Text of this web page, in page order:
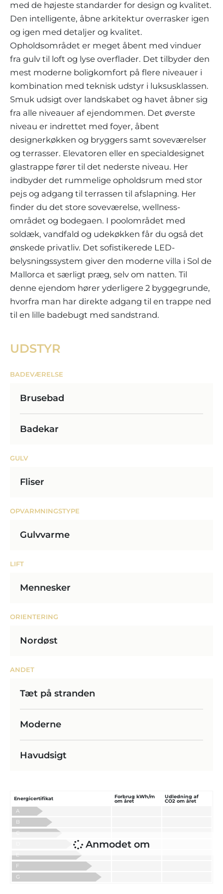
med de højeste standarder for design og kvalitet.
Den intelligente, åbne arkitektur overrasker igen
og igen med detaljer og kvalitet.
Opholdsområdet er meget åbent med vinduer
fra gulv til loft og lyse overflader. Det tilbyder den
mest moderne boligkomfort på flere niveauer i
kombination med teknisk udstyr i luksusklassen.
Smuk udsigt over landskabet og havet åbner sig
fra alle niveauer af ejendommen. Det øverste
niveau er indrettet med foyer, åbent
designerkøkken og bryggers samt soveværelser
og terrasser. Elevatoren eller en specialdesignet
glastrappe fører til det nederste niveau. Her
indbyder det rummelige opholdsrum med stor
pejs og adgang til terrassen til afslapning. Her
finder du det store soveværelse, wellness-
området og bodegaen. I poolområdet med
soldæk, vandfald og udekøkken får du også det
ønskede privatliv. Det sofistikerede LED-
belysningssystem giver den moderne villa i Sol de
Mallorca et særligt præg, selv om natten. Til
denne ejendom hører yderligere 2 byggegrunde,
hvorfra man har direkte adgang til en trappe ned
til en lille badebugt med sandstrand.
UDSTYR
BADEVÆRELSE
Brusebad
Badekar
GULV
Fliser
OPVARMNINGSTYPE
Gulvvarme
LIFT
Mennesker
ORIENTERING
Nordøst
ANDET
Tæt på stranden
Moderne
Havudsigt
Anmodet om
Energicertifikat
Forbrug kWh/m
om året
Udledning af
CO2 om året
A
B
C
E
F
G